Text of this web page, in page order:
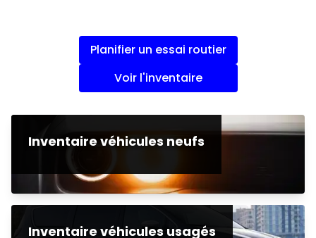
Planifier un essai routier
Voir l'inventaire
Inventaire véhicules neufs
Inventaire véhicules usagés